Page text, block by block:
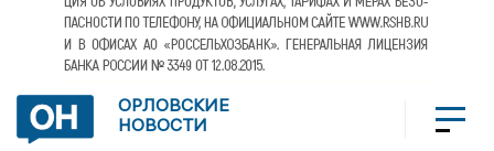
ОРЛОВСКИЕ
НОВОСТИ